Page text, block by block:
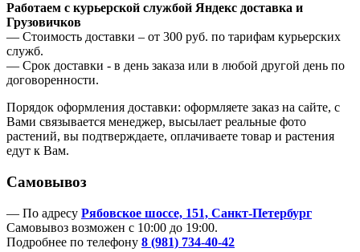
Работаем с курьерской службой Яндекс доставка и
Грузовичков
— Стоимость доставки – от 300 руб. по тарифам курьерских
служб.
— Срок доставки - в день заказа или в любой другой день по
договоренности.
Порядок оформления доставки: оформляете заказ на сайте, с
Вами связывается менеджер, высылает реальные фото
растений, вы подтверждаете, оплачиваете товар и растения
едут к Вам.
Самовывоз
— По адресу Рябовское шоссе, 151, Санкт-Петербург
Самовывоз возможен с 10:00 до 19:00.
Подробнее по телефону 8 (981) 734-40-42